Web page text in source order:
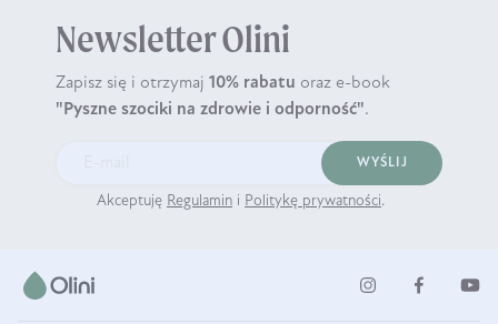
Newsletter Olini
Zapisz się i otrzymaj 10% rabatu oraz e-book
"Pyszne szociki na zdrowie i odporność".
WYŚLIJ
Akceptuję Regulamin i Politykę prywatności.